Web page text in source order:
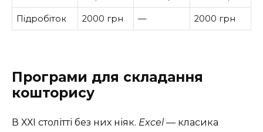
Підробіток 2000 грн — 2000 грн
Програми для складання
кошторису
В ХХІ столітті без них ніяк. Excel — класика